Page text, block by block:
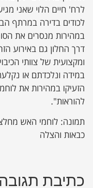
לרח' חיים הלוי שאני
לכודים בדירה במרתף
במהירות מנסרים את
דרך החלון גם באירוע
ומקצועית של צוותי
במידה ונלכדתם או
להוראות".
תמונה: לוחמי האש
כבאות והצלה
כתיבת תגובה